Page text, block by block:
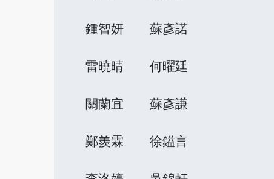
鍾智妍 蘇彥諾
雷曉晴 何曜廷
關蘭宜 蘇彥謙
鄭羨霖 徐鎰言